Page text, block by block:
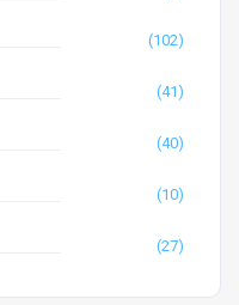
(102)
(41)
(40)
(10)
(27)